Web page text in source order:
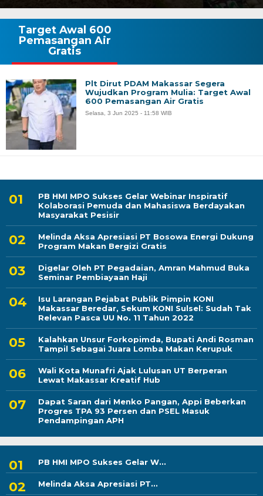
PB HMI MPO Sukses Gelar Webinar Inspiratif
Kolaborasi Pemuda dan Mahasiswa Berdayakan
Masyarakat Pesisir
Melinda Aksa Apresiasi PT Bosowa Energi Dukung
Program Makan Bergizi Gratis
Digelar Oleh PT Pegadaian, Amran Mahmud Buka
Seminar Pembiayaan Haji
Isu Larangan Pejabat Publik Pimpin KONI
Makassar Beredar, Sekum KONI Sulsel: Sudah Tak
Relevan Pasca UU No. 11 Tahun 2022
Kalahkan Unsur Forkopimda, Bupati Andi Rosman
Tampil Sebagai Juara Lomba Makan Kerupuk
Wali Kota Munafri Ajak Lulusan UT Berperan
Lewat Makassar Kreatif Hub
Dapat Saran dari Menko Pangan, Appi Beberkan
Progres TPA 93 Persen dan PSEL Masuk
Pendampingan APH
PB HMI MPO Sukses Gelar W...
Melinda Aksa Apresiasi PT...
Target Awal 600
Pemasangan Air
Gratis
Plt Dirut PDAM Makassar Segera
Wujudkan Program Mulia: Target Awal
600 Pemasangan Air Gratis
Selasa, 3 Jun 2025 - 11:58 WIB